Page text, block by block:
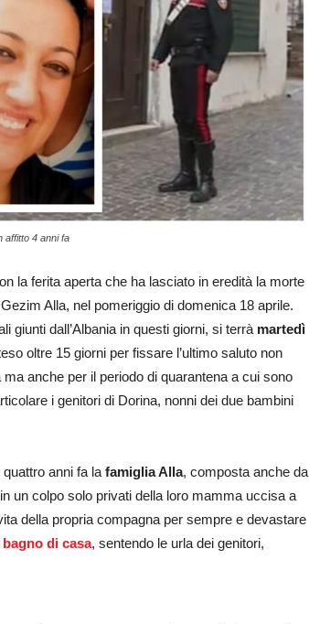
affitto 4 anni fa
la ferita aperta che ha lasciato in eredità la morte
Gezim Alla, nel pomeriggio di domenica 18 aprile.
giunti dall’Albania in questi giorni, si terrà martedì
oltre 15 giorni per fissare l’ultimo saluto non
anche per il periodo di quarantena a cui sono
i genitori di Dorina, nonni dei due bambini
anni fa la famiglia Alla, composta anche da
un colpo solo privati della loro mamma uccisa a
della propria compagna per sempre e devastare
di casa, sentendo le urla dei genitori,